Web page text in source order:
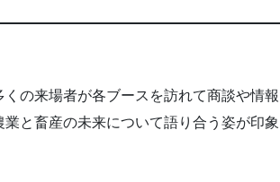
の来場者が各ブースを訪れて商談や情報
と畜産の未来について語り合う姿が印象